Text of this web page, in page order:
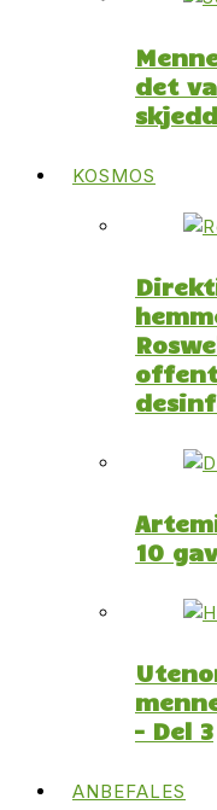
det
KOSMOS
10
– Del 3
ANBEFALES